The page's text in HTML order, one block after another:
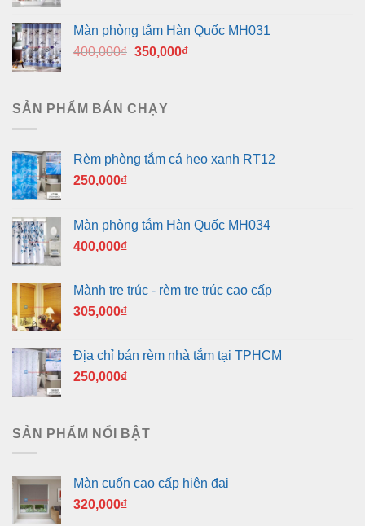
400,000₫.là:
350,000₫.
Màn phòng tắm Hàn Quốc MH031
400,000₫ Giá
400,000₫.
350,000₫Giá
SẢN PHẨM BÁN CHẠY
Rèm phòng tắm cá heo xanh RT12
250,000₫
Màn phòng tắm Hàn Quốc MH034
400,000₫
Mành tre trúc - rèm tre trúc cao cấp
305,000₫
Địa chỉ bán rèm nhà tắm tại TPHCM
250,000₫
SẢN PHẨM NỔI BẬT
Màn cuốn cao cấp hiện đại
320,000₫